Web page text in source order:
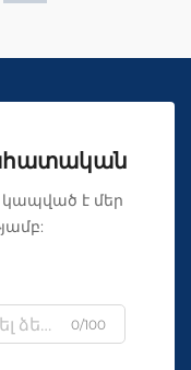
է մեր
0/100